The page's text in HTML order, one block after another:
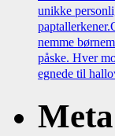
unikke
nemme
påske. Hver
egnede til
Meta